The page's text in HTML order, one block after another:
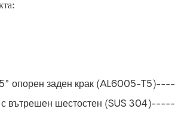
опорен заден крак (AL6005-
с вътрешен шестостен (SUS